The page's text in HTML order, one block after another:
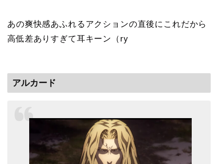
あの爽快感あふれるアクションの直後にこれだから
高低差ありすぎて耳キーン（ry
アルカード